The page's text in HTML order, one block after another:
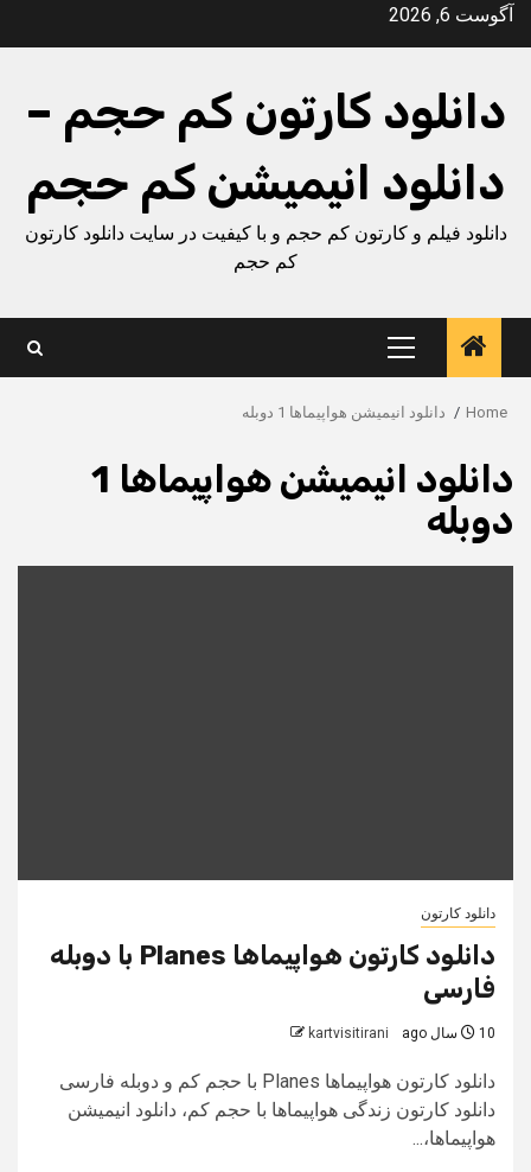
Skipآگوست 6, 2026
دانلود کارتون کم حجم –
دانلود انیمیشن کم حجم
دانلود فیلم و کارتون کم حجم و با کیفیت در سایت دانلود کارتون
کم حجم
Primary
Menu
Home دانلود انیمیشن هواپیماها 1 دوبله
دانلود انیمیشن هواپیماها 1
دوبله
دانلود کارتون
دانلود کارتون هواپیماها Planes با دوبله
فارسی
10 سال ago kartvisitirani
دانلود کارتون هواپیماها Planes با حجم کم و دوبله فارسی
دانلود کارتون زندگی هواپیماها با حجم کم، دانلود انیمیشن
هواپیماها،...